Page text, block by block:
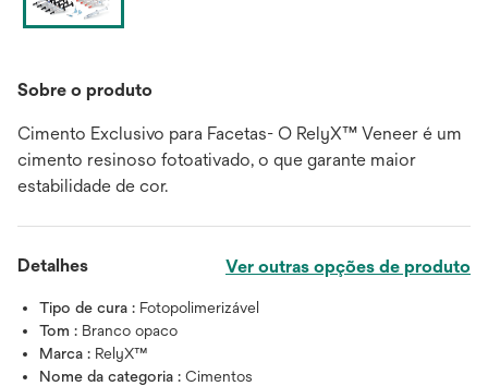
Sobre o produto
Cimento Exclusivo para Facetas- O RelyX™ Veneer é um
cimento resinoso fotoativado, o que garante maior
estabilidade de cor.
Detalhes Ver outras opções de produto
Tipo de cura : Fotopolimerizável
Tom : Branco opaco
Marca : RelyX™
Nome da categoria : Cimentos